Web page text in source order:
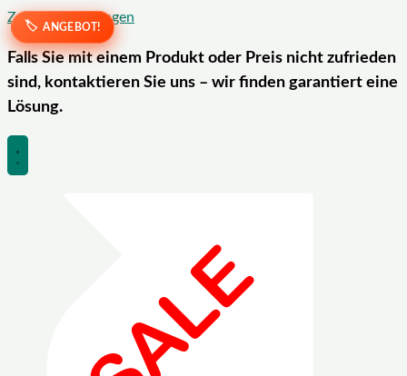
Zum Inhalt springen
Falls Sie mit einem Produkt oder Preis nicht zufrieden
sind, kontaktieren Sie uns – wir finden garantiert eine
Lösung.
ANGEBOT!
ANGEBOT!